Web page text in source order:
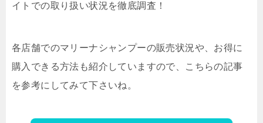
イトでの取り扱い状況を徹底調査！
各店舗でのマリーナシャンプーの販売状況や、お得に
購入できる方法も紹介していますので、こちらの記事
を参考にしてみて下さいね。